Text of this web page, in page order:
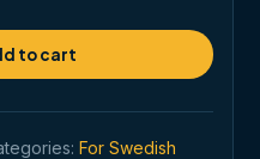
to cart
For Swedish